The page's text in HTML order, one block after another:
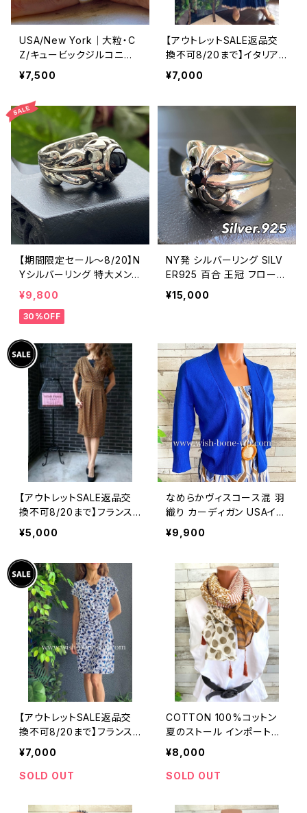
USA/New York｜大粒・C
Z/キュービックジルコニア
アンティークデザイン｜ゴッ
ドリング｜クリア＆シルバー
＆ゴールド
¥7,500
【アウトレットSALE返品交
換不可8/20まで】イタリア
製マキシワンピース イン
ポート ロングワンピース ロ
ー
¥7,000
【期間限定セール～8/20】N
Yシルバーリング 特大メン
ズリング SILVER925 フェザ
ーリング ナバホ族 インディ
アンジュエリー 太め 指輪
¥9,800
30%OFF
NY発 シルバーリング SILV
ER925 百合 王冠 フローラ
ルリング ブラックストーン
指輪
¥15,000
【アウトレットSALE返品交
換不可8/20まで】フランス
製インポートワンピース｜L
ONNKEL PARIS クラシカ
ツ ワンピース/ブラウン系
¥5,000
なめらかヴィスコース混 羽
織り カーディガン USAイン
ポート/ブルー
¥9,900
【アウトレットSALE返品交
換不可8/20まで】フランス
製インポートワンピース｜カ
シュクールワンピース/立体
ワッフル・ホワイト＆ブルーフ
¥7,000
SOLD OUT
COTTON 100%コットン
夏のストール インポート大
判・ロングストール・通気
性・肌触り良いスカーフ/ブ
ラウン系ドット＆ボーダー
¥8,000
SOLD OUT